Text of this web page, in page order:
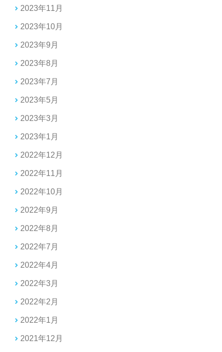
2023年11月
2023年10月
2023年9月
2023年8月
2023年7月
2023年5月
2023年3月
2023年1月
2022年12月
2022年11月
2022年10月
2022年9月
2022年8月
2022年7月
2022年4月
2022年3月
2022年2月
2022年1月
2021年12月